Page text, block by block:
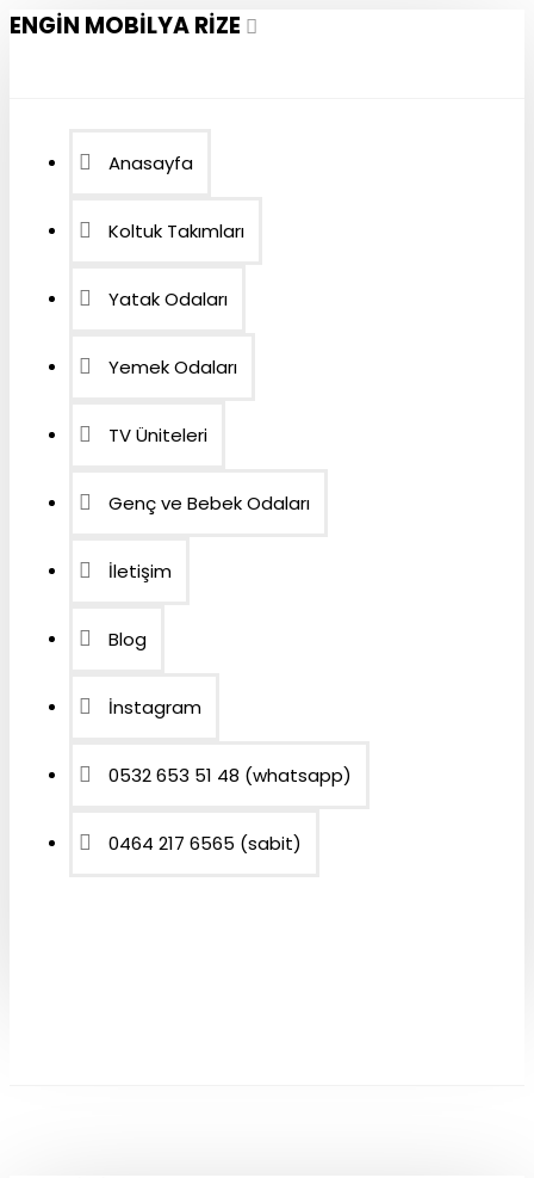
ENGIN MOBILYA RIZE
Anasayfa
Koltuk Takımları
Yatak Odaları
Yemek Odaları
TV Üniteleri
Genç ve Bebek Odaları
İletişim
Blog
İnstagram
0532 653 51 48 (whatsapp)
0464 217 6565 (sabit)